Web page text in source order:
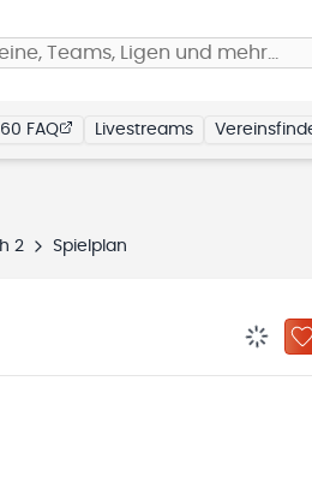
Teams, Ligen und mehr…
FAQ Livestreams
2 Spielplan